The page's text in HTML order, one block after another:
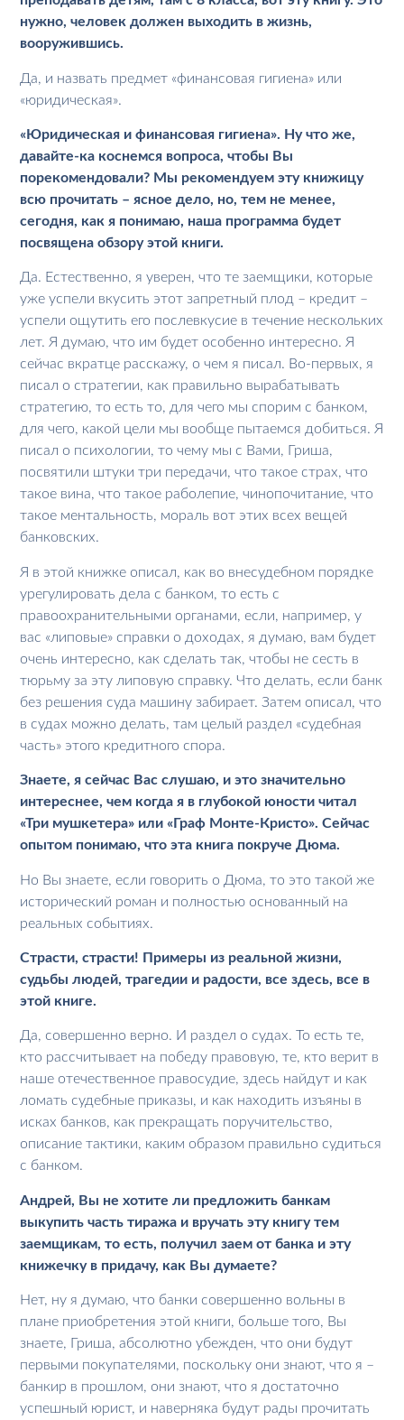
нужно, человек должен выходить в жизнь,
вооружившись.
Да, и назвать предмет «финансовая гигиена» или
«юридическая».
«Юридическая и финансовая гигиена». Ну что же,
давайте-ка коснемся вопроса, чтобы Вы
порекомендовали? Мы рекомендуем эту книжицу
всю прочитать – ясное дело, но, тем не менее,
сегодня, как я понимаю, наша программа будет
посвящена обзору этой книги.
Да. Естественно, я уверен, что те заемщики, которые
уже успели вкусить этот запретный плод – кредит –
успели ощутить его послевкусие в течение нескольких
лет. Я думаю, что им будет особенно интересно. Я
сейчас вкратце расскажу, о чем я писал. Во-первых, я
писал о стратегии, как правильно вырабатывать
стратегию, то есть то, для чего мы спорим с банком,
для чего, какой цели мы вообще пытаемся добиться. Я
писал о психологии, то чему мы с Вами, Гриша,
посвятили штуки три передачи, что такое страх, что
такое вина, что такое раболепие, чинопочитание, что
такое ментальность, мораль вот этих всех вещей
банковских.
Я в этой книжке описал, как во внесудебном порядке
урегулировать дела с банком, то есть с
правоохранительными органами, если, например, у
вас «липовые» справки о доходах, я думаю, вам будет
очень интересно, как сделать так, чтобы не сесть в
тюрьму за эту липовую справку. Что делать, если банк
без решения суда машину забирает. Затем описал, что
в судах можно делать, там целый раздел «судебная
часть» этого кредитного спора.
Знаете, я сейчас Вас слушаю, и это значительно
интереснее, чем когда я в глубокой юности читал
«Три мушкетера» или «Граф Монте-Кристо». Сейчас
опытом понимаю, что эта книга покруче Дюма.
Но Вы знаете, если говорить о Дюма, то это такой же
исторический роман и полностью основанный на
реальных событиях.
Страсти, страсти! Примеры из реальной жизни,
судьбы людей, трагедии и радости, все здесь, все в
этой книге.
Да, совершенно верно. И раздел о судах. То есть те,
кто рассчитывает на победу правовую, те, кто верит в
наше отечественное правосудие, здесь найдут и как
ломать судебные приказы, и как находить изъяны в
исках банков, как прекращать поручительство,
описание тактики, каким образом правильно судиться
с банком.
Андрей, Вы не хотите ли предложить банкам
выкупить часть тиража и вручать эту книгу тем
заемщикам, то есть, получил заем от банка и эту
книжечку в придачу, как Вы думаете?
Нет, ну я думаю, что банки совершенно вольны в
плане приобретения этой книги, больше того, Вы
знаете, Гриша, абсолютно убежден, что они будут
первыми покупателями, поскольку они знают, что я –
банкир в прошлом, они знают, что я достаточно
успешный юрист, и наверняка будут рады прочитать